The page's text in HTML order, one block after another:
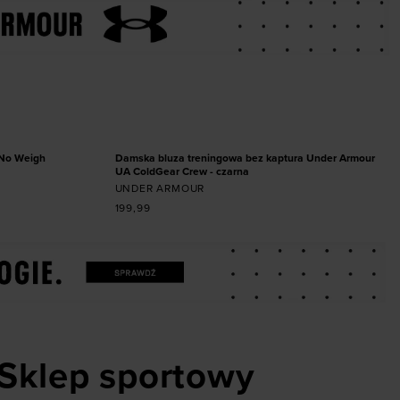
Weigh
Damska bluza treningowa bez kaptura Under Armour
UA ColdGear Crew - czarna
UNDER ARMOUR
199,99
sportowy